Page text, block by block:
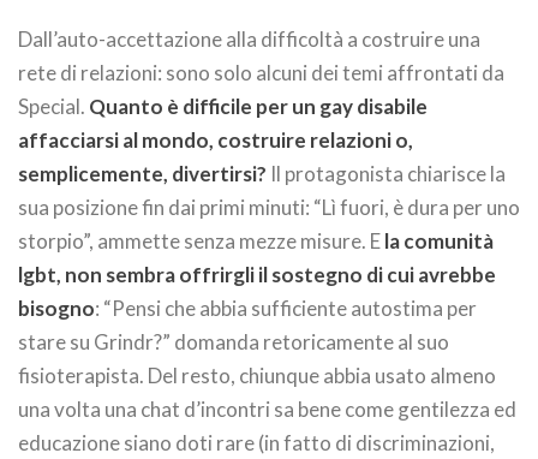
Dall’auto-accettazione alla difficoltà a costruire una
rete di relazioni: sono solo alcuni dei temi affrontati da
Special. Quanto è difficile per un gay disabile
affacciarsi al mondo, costruire relazioni o,
semplicemente, divertirsi? Il protagonista chiarisce la
sua posizione fin dai primi minuti: “Lì fuori, è dura per uno
storpio”, ammette senza mezze misure. Ela comunità
lgbt, non sembra offrirgli il sostegno di cui avrebbe
bisogno: “Pensi che abbia sufficiente autostima per
stare su Grindr?” domanda retoricamente al suo
fisioterapista. Del resto, chiunque abbia usato almeno
una volta una chat d’incontri sa bene come gentilezza ed
educazione siano doti rare (in fatto di discriminazioni,